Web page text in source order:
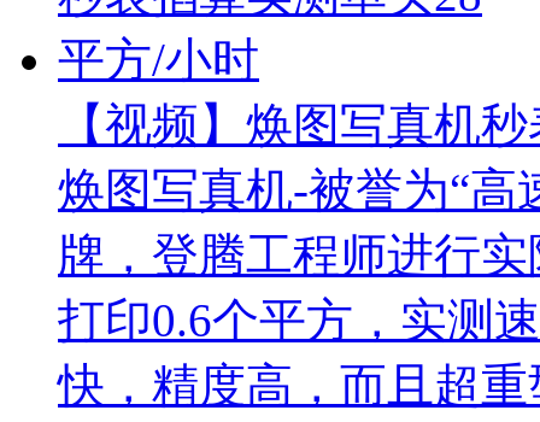
【视频】焕图写真机
焕图写真机-被誉为“高
牌，登腾工程师进行
打印0.6个平方，实测
快，精度高，而且超